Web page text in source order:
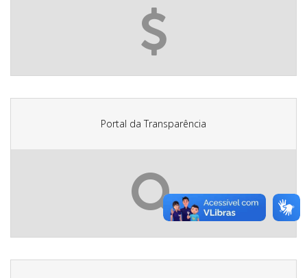
Portal da Transparência